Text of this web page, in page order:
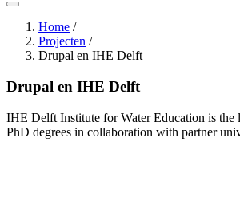
Home /
Projecten /
Drupal en IHE Delft
Drupal en IHE Delft
IHE Delft Institute for Water Education is the
PhD degrees in collaboration with partner